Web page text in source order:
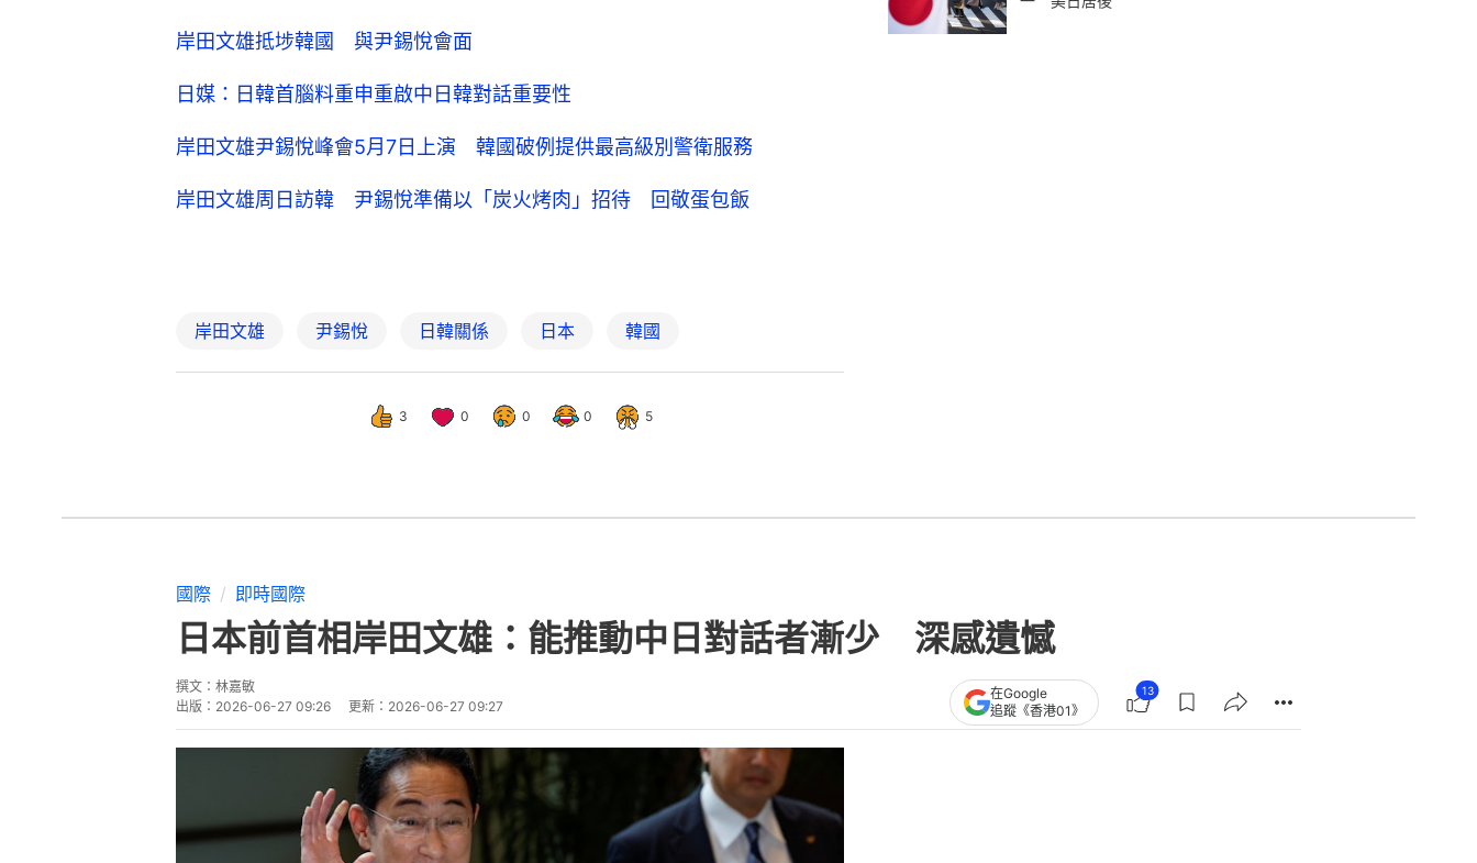
岸田文雄抵埗韓國 與尹錫悅會面
日媒：日韓首腦料重申重啟中日韓對話重要性
岸田文雄尹錫悅峰會5月7日上演 韓國破例提供最高級別警衛服務
岸田文雄周日訪韓 尹錫悅準備以「炭火烤肉」招待 回敬蛋包飯
岸田文雄 尹錫悅 日韓關係 日本 韓國
3 0 0 0 5
國際 即時國際
日本前首相岸田文雄：能推動中日對話者漸少 深感遺憾
撰文： 林嘉敏
出版： 2026-06-27 09:26 更新： 2026-06-27 09:27
在Google
追蹤《香港01》
13